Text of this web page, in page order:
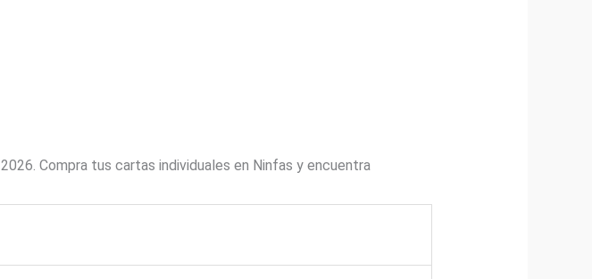
Compra tus cartas individuales en Ninfas y encuentra